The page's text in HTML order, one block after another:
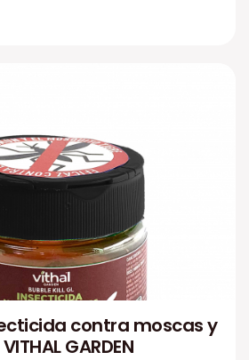
contra moscas y
GARDEN